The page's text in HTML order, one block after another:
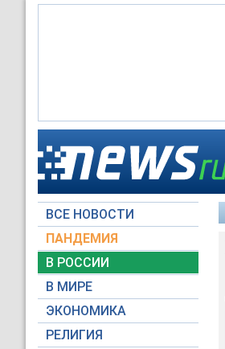
ВСЕ НОВОСТИ
ПАНДЕМИЯ
В РОССИИ
В МИРЕ
ЭКОНОМИКА
РЕЛИГИЯ